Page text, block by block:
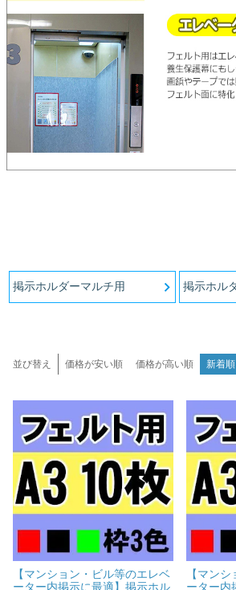
会社概要
掲示ホルダーマルチ用 掲示ホル
並び替え 価格が安い順 価格が高い順 新着順
【マンション・ビル等のエレベ
ーター内掲示に最適】掲示ホル
【マン
ーター内